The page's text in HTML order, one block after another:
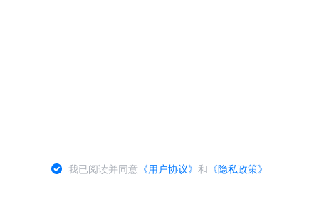
我已阅读并同意 《用户协议》和 《隐私政策》